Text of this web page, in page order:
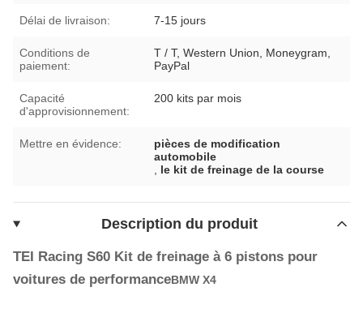
Délai de livraison: 7-15 jours
Conditions de
paiement:
T / T, Western Union, Moneygram,
PayPal
Capacité
d'approvisionnement:
200 kits par mois
Mettre en évidence:
pièces de modification
automobile
le kit de freinage de la course
Description du produit
TEI Racing S60 Kit de freinage à 6 pistons pour
voitures de performanceBMW X4